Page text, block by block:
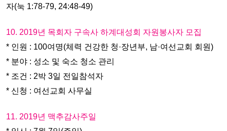
자(눅 1:78-79, 24:48-49)
10. 2019년 목회자 구속사 하계대성회 자원봉사자 모집
* 인원 : 100여명(체력 건강한 청·장년부, 남·여선교회 회원)
* 분야 : 성소 및 숙소 청소 관리
* 조건 : 2박 3일 전일참석자
* 신청 : 여선교회 사무실
11. 2019년 맥추감사주일